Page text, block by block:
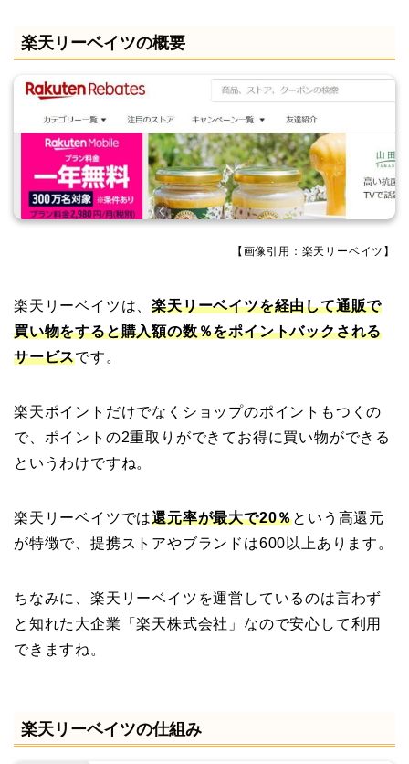
楽天リーベイツの概要
【画像引用：楽天リーベイツ】
楽天リーベイツは、楽天リーベイツを経由して通販で
買い物をすると購入額の数％をポイントバックされる
サービスです。
楽天ポイントだけでなくショップのポイントもつくの
で、ポイントの2重取りができてお得に買い物ができる
というわけですね。
楽天リーベイツでは還元率が最大で20％という高還元
が特徴で、提携ストアやブランドは600以上あります。
ちなみに、楽天リーベイツを運営しているのは言わず
と知れた大企業「楽天株式会社」なので安心して利用
できますね。
楽天リーベイツの仕組み